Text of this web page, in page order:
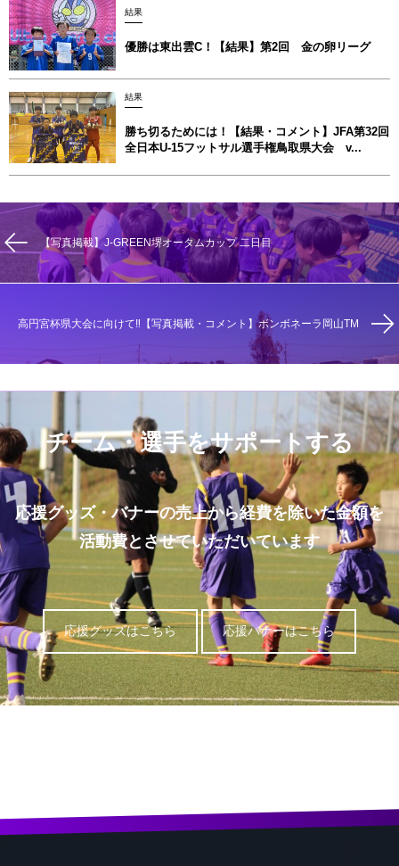
結果
優勝は東出雲C！【結果】第2回 金の卵リーグ
結果
勝ち切るためには！【結果・コメント】JFA第32回
全日本U-15フットサル選手権鳥取県大会 v...
【写真掲載】J-GREEN堺オータムカップ 二日目
高円宮杯県大会に向けて‼︎【写真掲載・コメント】ボンボネーラ岡山TM
チーム・選手をサポートする
応援グッズ・バナーの売上から経費を除いた金額を
活動費とさせていただいています
応援グッズはこちら 応援バナーはこちら